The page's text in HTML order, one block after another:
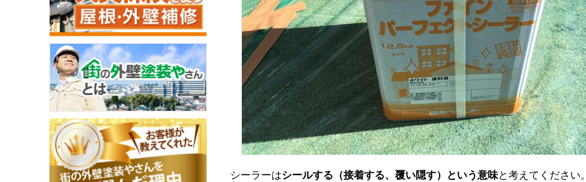
シーラーはシールする（接着する、覆い隠す）という意味と考えてください。